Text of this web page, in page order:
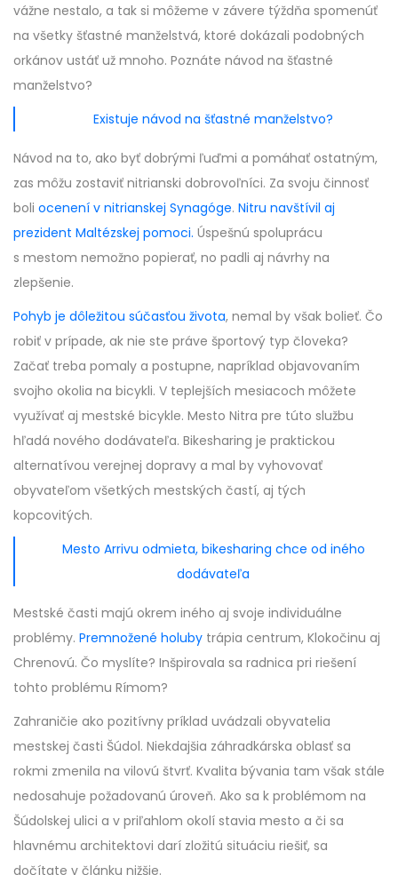
vážne nestalo, a tak si môžeme v závere týždňa spomenúť
na všetky šťastné manželstvá, ktoré dokázali podobných
orkánov ustáť už mnoho. Poznáte návod na šťastné
manželstvo?
Existuje návod na šťastné manželstvo?
Návod na to, ako byť dobrými ľuďmi a pomáhať ostatným,
zas môžu zostaviť nitrianski dobrovoľníci. Za svoju činnosť
boli ocenení v nitrianskej Synagóge. Nitru navštívil aj
prezident Maltézskej pomoci. Úspešnú spoluprácu
s mestom nemožno popierať, no padli aj návrhy na
zlepšenie.
Pohyb je dôležitou súčasťou života, nemal by však bolieť. Čo
robiť v prípade, ak nie ste práve športový typ človeka?
Začať treba pomaly a postupne, napríklad objavovaním
svojho okolia na bicykli. V teplejších mesiacoch môžete
využívať aj mestské bicykle. Mesto Nitra pre túto službu
hľadá nového dodávateľa. Bikesharing je praktickou
alternatívou verejnej dopravy a mal by vyhovovať
obyvateľom všetkých mestských častí, aj tých
kopcovitých.
Mesto Arrivu odmieta, bikesharing chce od iného
dodávateľa
Mestské časti majú okrem iného aj svoje individuálne
problémy. Premnožené holuby trápia centrum, Klokočinu aj
Chrenovú. Čo myslíte? Inšpirovala sa radnica pri riešení
tohto problému Rímom?
Zahraničie ako pozitívny príklad uvádzali obyvatelia
mestskej časti Šúdol. Niekdajšia záhradkárska oblasť sa
rokmi zmenila na vilovú štvrť. Kvalita bývania tam však stále
nedosahuje požadovanú úroveň. Ako sa k problémom na
Šúdolskej ulici a v priľahlom okolí stavia mesto a či sa
hlavnému architektovi darí zložitú situáciu riešiť, sa
dočítate v článku nižšie.